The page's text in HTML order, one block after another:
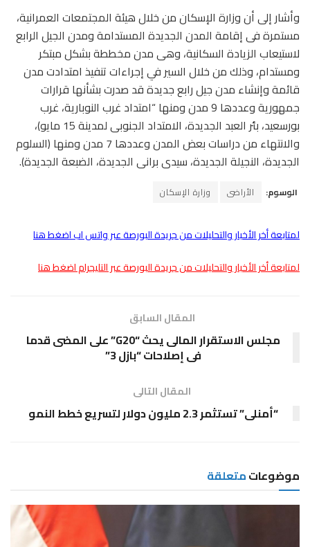
وأشار إلى أن وزارة الإسكان من خلال هيئة المجتمعات العمرانية،
مستمرة فى إقامة المدن الجديدة المستدامة ومدن الجيل الرابع
لاستيعاب الزيادة السكانية، وهى مدن مخططة بشكل مبتكر
ومستدام، وذلك من خلال السير في إجراءات تنفيذ امتدادت مدن
قائمة وإنشاء مدن جيل رابع جديدة قد صدرت بشأنها قرارات
جمهورية وعددها 9 مدن ومنها “امتداد غرب النوبارية، غرب
بورسعيد، بئر العبد الجديدة، الامتداد الجنوبى لمدينة 15 مايو)،
والانتهاء من دراسات بعض المدن وعددها 7 مدن ومنها (السلوم
الجديدة، النجيلة الجديدة، سيدى برانى الجديدة، الضبعة الجديدة).
الوسوم: الأراضى وزارة الإسكان
لمتابعة أخر الأخبار والتحليلات من جريدة البورصة عبر واتس اب اضغط هنا
لمتابعة أخر الأخبار والتحليلات من جريدة البورصة عبر التليجرام اضغط هنا
المقال السابق
مجلس الاستقرار المالى يحث “G20” على المضى قدما
فى إصلاحات “بازل 3”
المقال التالى
“أمنلى” تستثمر 2.3 مليون دولار لتسريع خطط النمو
موضوعاتمتعلقة